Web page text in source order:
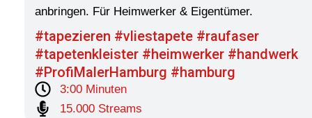
anbringen. Für Heimwerker & Eigentümer.
#tapezieren #vliestapete #raufaser
#tapetenkleister #heimwerker #handwerk
#ProfiMalerHamburg #hamburg
3:00 Minuten
15.000 Streams